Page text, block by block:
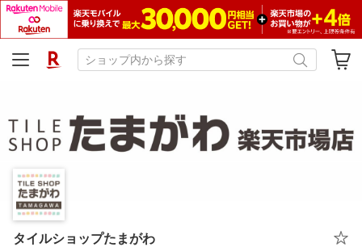
タイルショップたまがわ